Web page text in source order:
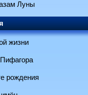
Луны
жизни
рождения